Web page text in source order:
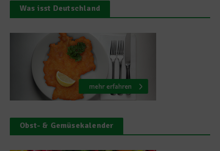
Was isst Deutschland
Obst- & Gemüsekalender